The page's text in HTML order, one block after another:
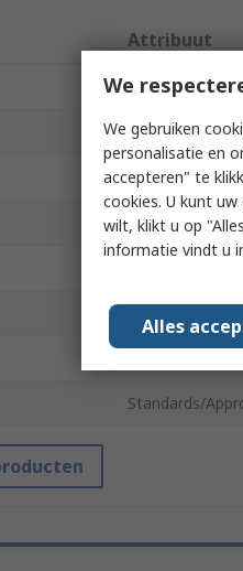
Attribuut
Merk
Maximum
Product Type
Resolution
Standards/
We
We gebruiken
personalisatie en
accepteren" te
cookies. U kunt
wilt, klikt u op
informatie vindt u
Alles